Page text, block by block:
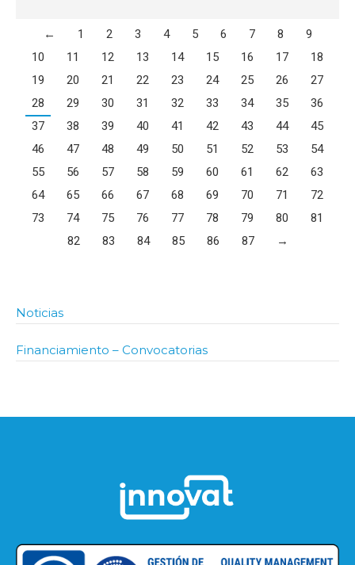
← 1 2 3 4 5 6 7 8
9
10
11 12 13 14 15 16 17
18
19
20 21 22 23 24 25 26
27
28
29 30 31 32 33 34 35
36
37
38 39 40 41 42 43 44
45
46
47 48 49 50 51 52 53
54
55
56 57 58 59 60 61 62
63
64
65 66 67 68 69 70 71
72
73
74 75 76 77 78 79 80
81
82
83 84 85 86 87 →
Noticias
Financiamiento – Convocatorias